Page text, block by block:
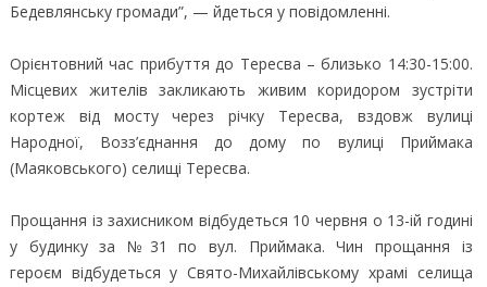
Бедевлянську громади”, — йдеться у повідомленні.
Орієнтовний час прибуття до Тересва – близько 14:30-15:00.
Місцевих жителів закликають живим коридором зустріти
кортеж від мосту через річку Тересва, вздовж вулиці
Народної, Возз’єднання до дому по вулиці Приймака
(Маяковського) селищі Тересва.
Прощання із захисником відбудеться 10 червня о 13-ій годині
у будинку за №31 по вул. Приймака. Чин прощання із
героєм відбудеться у Свято-Михайлівському храмі селища